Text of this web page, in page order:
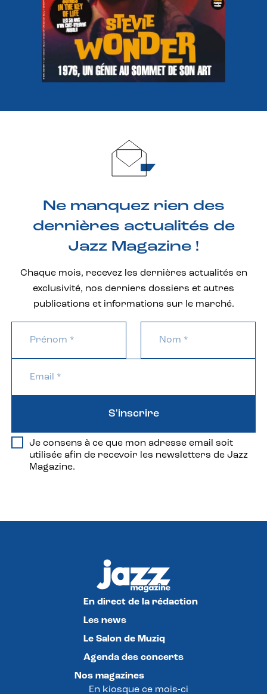
Ne manquez rien des
dernières actualités de
Jazz Magazine !
Chaque mois, recevez les dernières actualités en
exclusivité, nos derniers dossiers et autres
publications et informations sur le marché.
Je consens à ce que mon adresse email soit
utilisée afin de recevoir les newsletters de Jazz
Magazine.
S'inscrire
En direct de la rédaction
Les news
Le Salon de Muziq
Agenda des concerts
Nos magazines
En kiosque ce mois-ci